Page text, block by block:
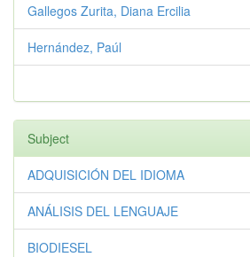
Gallegos Zurita, Diana Ercilia
Hernández, Paúl
Subject
ADQUISICIÓN DEL IDIOMA
ANÁLISIS DEL LENGUAJE
BIODIESEL